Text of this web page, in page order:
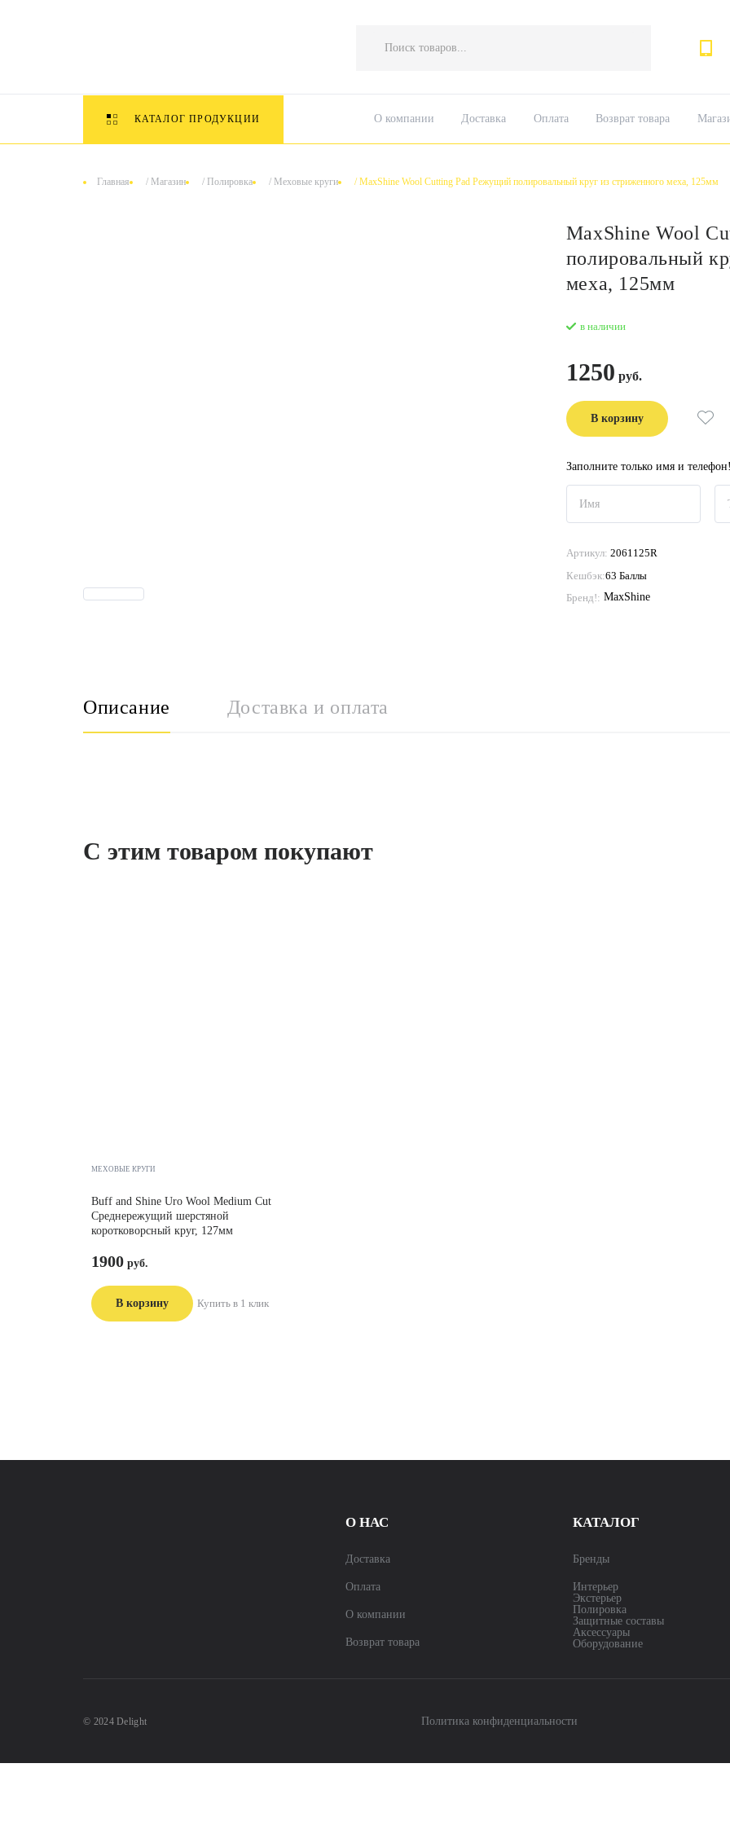
товаров
КАТАЛОГ ПРОДУКЦИИ О компании Доставка Оплата Возврат товара
Главная / Магазин / Полировка / Меховые круги /MaxShine Wool Cutting Pad Режущий полировальный круг из стриженного меха, 125мм
MaxShine Wool
полировальный
меха, 125мм
в наличии
1250
В корзину
Заполните только имя и
Артикул: 2061125R
Кешбэк:63 Баллы
Бренд!: MaxShine
Описание Доставка и оплата
С этим товаром покупают
МЕХОВЫЕ КРУГИ
Buff and Shine Uro Wool Medium Cut
Среднережущий шерстяной
коротковорсный круг, 127мм
1900
В корзину Купить в 1 клик
О НАС
Доставка
Оплата
О компании
Возврат товара
КАТАЛОГ
Бренды
Интерьер
Экстерьер
Полировка
Защитные составы
Аксессуары
Оборудование
© 2024 Delight Политика конфиденциальности